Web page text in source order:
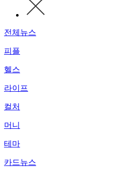
전체뉴스
피플
헬스
라이프
컬처
머니
테마
카드뉴스